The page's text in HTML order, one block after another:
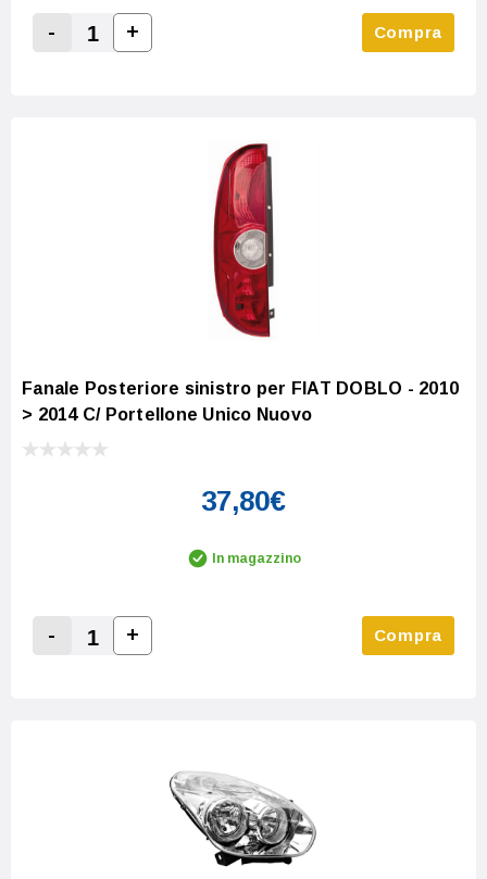
Decrease Quantity:
-
Increase Quantity:
+ Compra
Fanale Posteriore sinistro per FIAT DOBLO - 2010
> 2014 C/ Portellone Unico Nuovo
37,80€
In magazzino
Decrease Quantity:
-
Increase Quantity:
+ Compra